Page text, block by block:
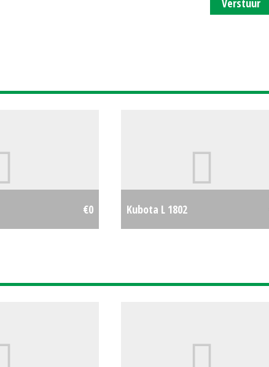
Verstuur
€0 Kubota L 1802